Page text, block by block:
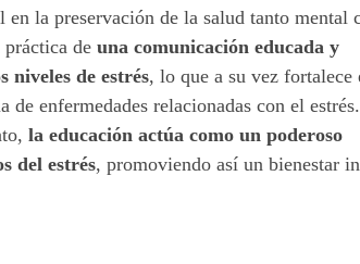
la preservación de la salud tanto mental
práctica de una comunicación educada y
niveles de estrés, lo que a su vez fortalece
enfermedades relacionadas con el
la educación actúa como un poderoso
del estrés, promoviendo así un bienestar